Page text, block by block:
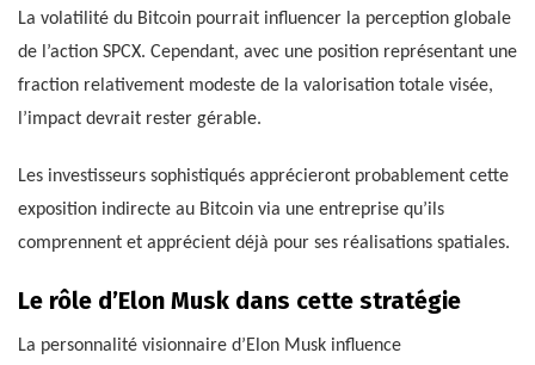
La volatilité du Bitcoin pourrait influencer la perception globale
de l’action SPCX. Cependant, avec une position représentant une
fraction relativement modeste de la valorisation totale visée,
l’impact devrait rester gérable.
Les investisseurs sophistiqués apprécieront probablement cette
exposition indirecte au Bitcoin via une entreprise qu’ils
comprennent et apprécient déjà pour ses réalisations spatiales.
Le rôle d’Elon Musk dans cette stratégie
La personnalité visionnaire d’Elon Musk influence